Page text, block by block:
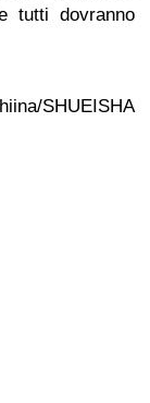
tutti dovranno
/SHUEISHA